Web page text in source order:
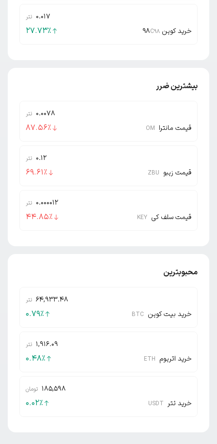
0.017 تتر
خرید کوین ۹۸ C98 ٪27.73
بیشترین ضرر
0.0078 تتر
قیمت مانترا OM ٪87.56
0.12 تتر
قیمت زیبو ZBU ٪69.61
0.000012 تتر
قیمت سلف کی KEY ٪44.85
محبوبترین
64,933.48 تتر
خرید بیت کوین BTC ٪0.79
1,916.09 تتر
خرید اتریوم ETH ٪0.48
185,598 تومان
خرید تتر USDT ٪0.02